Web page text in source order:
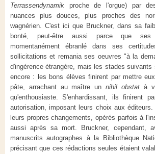
Terrassendynamik proche de l'orgue) par
nuances plus douces, plus proches des
wagnérien. C'est ici que Bruckner, dans sa
bonté, peut-être aussi parce que ses
momentanément ébranlé dans ses
sollicitations et remania ses oeuvres "à la
d'ingérence étrangère, mais les stades suivants
encore : les bons élèves finirent par mettre
pâte, arrachant au maître unnihil obstatà
qu'enthousiaste. S'enhardissant, ils finirent
autorisation, imposant leurs choix aux
leurs propres changements, opérés parfois à
aussi après sa mort. Bruckner, cependant,
manuscrits autographes à la Bibliothèque
précisant que ces rédactions seules étaient